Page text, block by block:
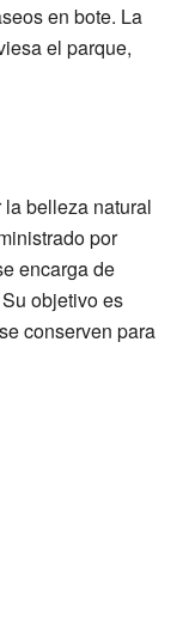
en bote. La
el parque,
belleza natural
por
encarga de
objetivo es
conserven para